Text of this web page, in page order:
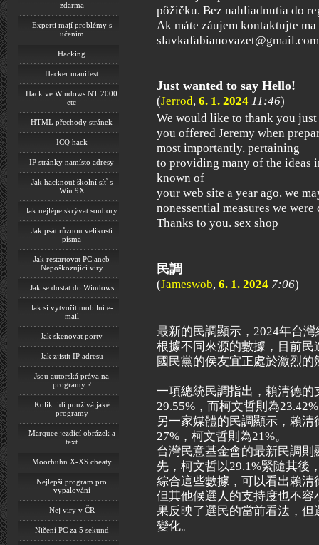
zdarma
Experti mají problémy s
učením
Hacking
Hacker manifest
Hack ve Windows NT 2000
etc
HTML přechody stránek
ICQ hack
IP stránky namísto adresy
Jak hacknout školní síť s
Win 9X
Jak nejlépe skrývat soubory
Jak psát různou velikostí
písma
Jak restartovat PC aneb
Nepoškozující viry
Jak se dostat do Windows
Jak si vytvořit mobilní e-
mail
Jak skenovat porty
Jak zjistit IP adresu
Jsou autorská práva na
programy ?
Kolik lidí používá jaké
programy
Marquee jezdící obrázek a
text
Moorhuhn X-XS cheaty
Nejlepší program pro
vypalování
Nej viry v ČR
Ničení PC za 5 sekund
pôžičku. Bez nahliadnutia do
Ak máte záujem kontaktujte ma
slavkafabianovazet@gmail.com
Just wanted to say Hello!
(Jerrod, 6. 1. 2024 11:46)
We would like to thank you
you offered Jeremy when
most importantly, pertaining
to providing many of the ideas
known of
your web site a year ago, we
nonessential measures we were
Thanks to you. sex shop
民調
(Jameswob, 6. 1. 2024 7:06)
最新的民調顯示，2024年台
根據不同來源的數據，目前
國民黨的侯友宜正處於激烈的
一項總統民調指出，賴清德的
29.55%，而柯文哲則為
另一家媒體的民調顯示，賴
27%，柯文哲則為21%​​。
台灣民意基金會的最新民調
先，柯文哲以29.1%緊隨其後
綜合這些數據，可以看出賴
但其他候選人的支持度也不
果反映了選民的當前看法，
變化。